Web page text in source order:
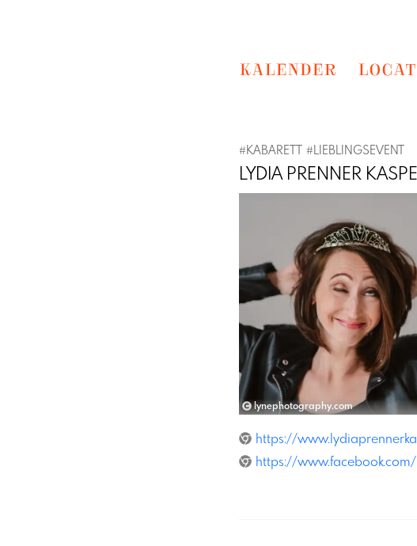
KALENDER
#KABARETT #LIEBLINGSEVENT
LYDIA PRENNER
lynephotography.com
Previous
https://
https://